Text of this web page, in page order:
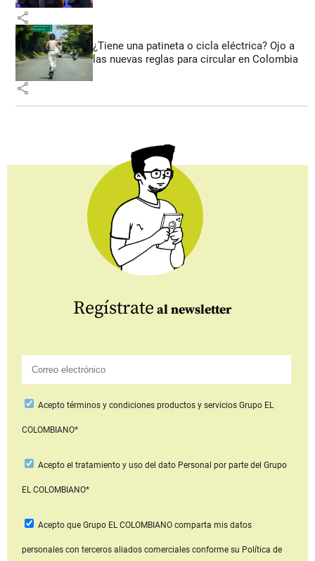
share
¿Tiene una patineta o cicla eléctrica? Ojo a
las nuevas reglas para circular en Colombia
share
Regístrate al newsletter
Aceptotérminos y condiciones productos y serviciosGrupo EL
COLOMBIANO*
Acepto el tratamiento y uso del dato Personal por parte del Grupo
EL COLOMBIANO*
Acepto que Grupo EL COLOMBIANOcomparta mis datos
personales con terceros aliados comerciales conforme su Política de